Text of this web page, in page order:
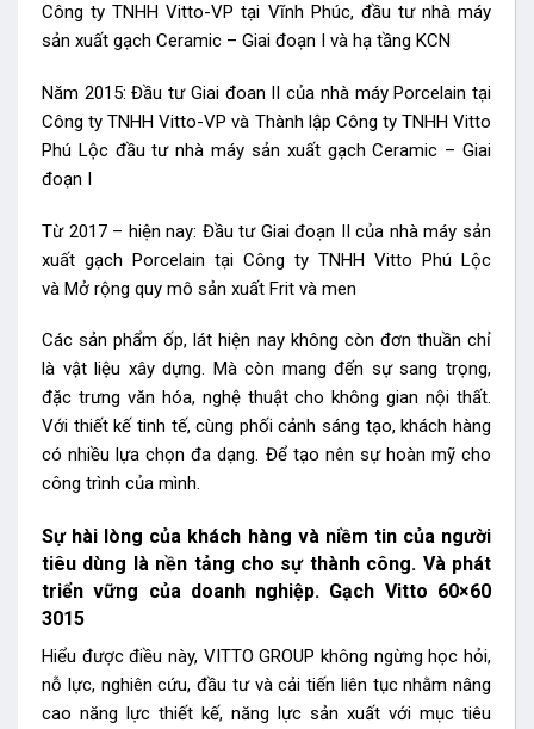
Công ty TNHH Vitto-VP tại Vĩnh Phúc, đầu tư nhà máy
sản xuất gạch Ceramic – Giai đoạn I và hạ tầng KCN
Năm 2015: Đầu tư Giai đoan II của nhà máy Porcelain tại
Công ty TNHH Vitto-VP và Thành lập Công ty TNHH Vitto
Phú Lộc đầu tư nhà máy sản xuất gạch Ceramic – Giai
đoạn I
Từ 2017 – hiện nay: Đầu tư Giai đoạn II của nhà máy sản
xuất gạch Porcelain tại Công ty TNHH Vitto Phú Lộc
và Mở rộng quy mô sản xuất Frit và men
Các sản phẩm ốp, lát hiện nay không còn đơn thuần chỉ
là vật liệu xây dựng. Mà còn mang đến sự sang trọng,
đặc trưng văn hóa, nghệ thuật cho không gian nội thất.
Với thiết kế tinh tế, cùng phối cảnh sáng tạo, khách hàng
có nhiều lựa chọn đa dạng. Để tạo nên sự hoàn mỹ cho
công trình của mình.
Sự hài lòng của khách hàng và niềm tin của người
tiêu dùng là nền tảng cho sự thành công. Và phát
triển vững của doanh nghiệp. Gạch Vitto 60×60
3015
Hiểu được điều này, VITTO GROUP không ngừng học hỏi,
nỗ lực, nghiên cứu, đầu tư và cải tiến liên tục nhằm nâng
cao năng lực thiết kế, năng lực sản xuất với mục tiêu